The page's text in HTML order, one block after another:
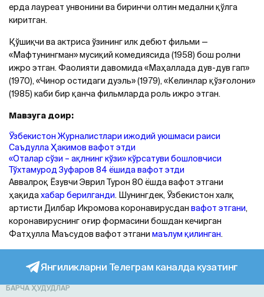
ерда лауреат унвонини ва биринчи олтин медални қўлга
киритган.
Қўшиқчи ва актриса ўзининг илк дебют фильми —
«Мафтунингман» мусиқий комедиясида (1958) бош ролни
ижро этган. Фаолияти давомида «Маҳаллада дув-дув гап»
(1970), «Чинор остидаги дуэль» (1979), «Келинлар қўзғолони»
(1985) каби бир қанча фильмларда роль ижро этган.
Мавзуга доир:
Ўзбекистон Журналистлари ижодий уюшмаси раиси
Саъдулла Ҳакимов вафот этди
«Оталар сўзи – ақлнинг кўзи» кўрсатуви бошловчиси
Тўхтамурод Зуфаров 84 ёшида вафот этди
Аввалроқ Ёзувчи Эврил Турон 80 ёшда вафот этгани
ҳақидахабар берилганди. Шунингдек, Ўзбекистон халқ
артисти Дилбар Икромова коронавирусдан вафот этгани,
коронавируснинг оғир формасини бошдан кечирган
Фатҳулла Маъсудов вафот этгани маълум қилинган.
Янгиликларни Телеграм каналда кузатинг
БАРЧА ҲУДУДЛАР